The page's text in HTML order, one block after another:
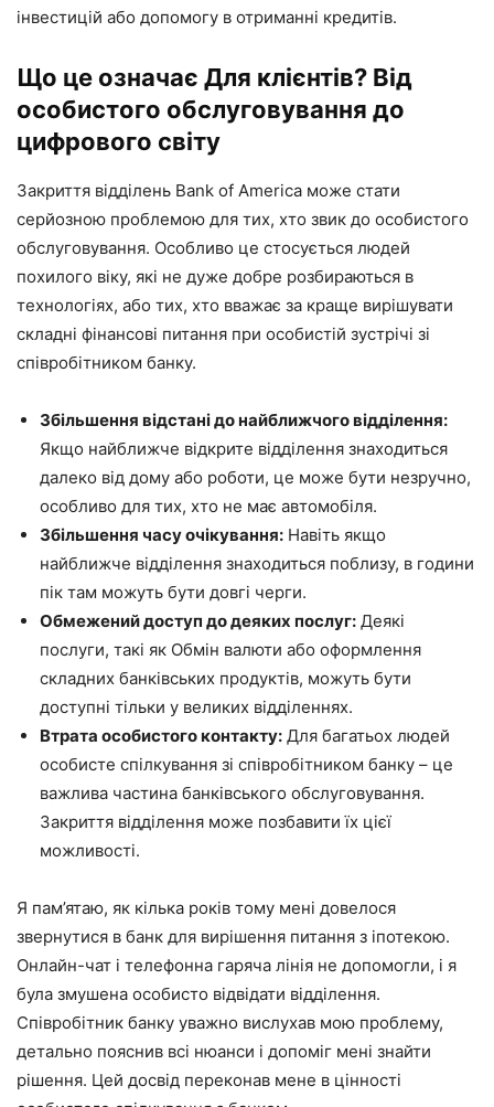
інвестицій або допомогу в отриманні кредитів.
Що це означає Для клієнтів? Від
особистого обслуговування до
цифрового світу
Закриття відділень Bank of America може стати
серйозною проблемою для тих, хто звик до особистого
обслуговування. Особливо це стосується людей
похилого віку, які не дуже добре розбираються в
технологіях, або тих, хто вважає за краще вирішувати
складні фінансові питання при особистій зустрічі зі
співробітником банку.
Збільшення відстані до найближчого відділення:
Якщо найближче відкрите відділення знаходиться
далеко від дому або роботи, це може бути незручно,
особливо для тих, хто не має автомобіля.
Збільшення часу очікування: Навіть якщо
найближче відділення знаходиться поблизу, в години
пік там можуть бути довгі черги.
Обмежений доступ до деяких послуг: Деякі
послуги, такі як Обмін валюти або оформлення
складних банківських продуктів, можуть бути
доступні тільки у великих відділеннях.
Втрата особистого контакту: Для багатьох людей
особисте спілкування зі співробітником банку – це
важлива частина банківського обслуговування.
Закриття відділення може позбавити їх цієї
можливості.
Я пам’ятаю, як кілька років тому мені довелося
звернутися в банк для вирішення питання з іпотекою.
Онлайн-чат і телефонна гаряча лінія не допомогли, і я
була змушена особисто відвідати відділення.
Співробітник банку уважно вислухав мою проблему,
детально пояснив всі нюанси і допоміг мені знайти
рішення. Цей досвід переконав мене в цінності